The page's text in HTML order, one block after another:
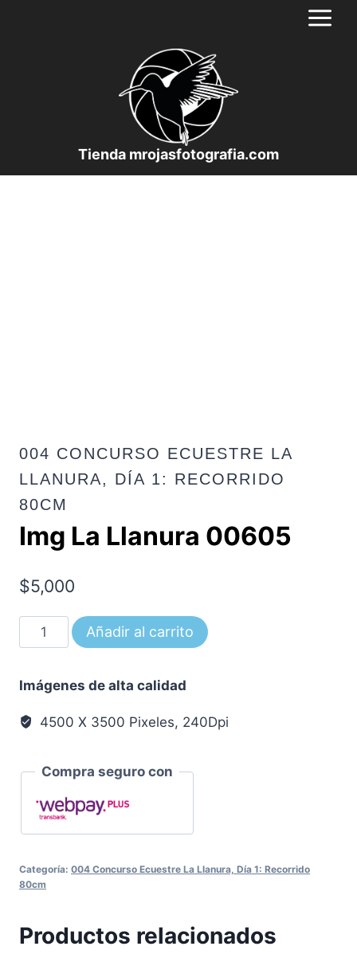
Tienda mrojasfotografia.com
004 CONCURSO ECUESTRE LA
LLANURA, DÍA 1: RECORRIDO
80CM
Img La Llanura 00605
$5,000
La
00605
cantidad
Añadir al carrito
Imágenes de alta calidad
4500 X 3500 Pixeles, 240Dpi
Compra seguro con
Categoría: 004 Concurso Ecuestre La Llanura, Día 1: Recorrido
80cm
Productos relacionados